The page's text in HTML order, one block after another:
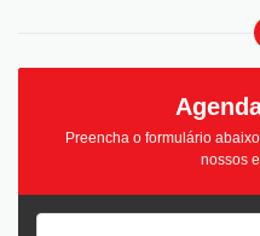
Preencha o formulário
nossos